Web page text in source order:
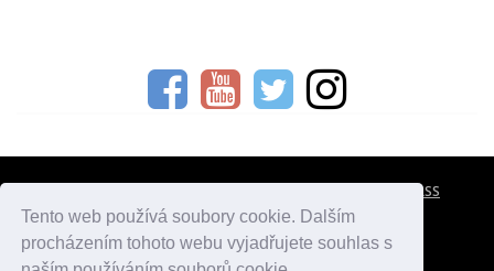
Tento web používá soubory cookie. Dalším
procházením tohoto webu vyjadřujete souhlas s
RSS
atlaspamatek.info